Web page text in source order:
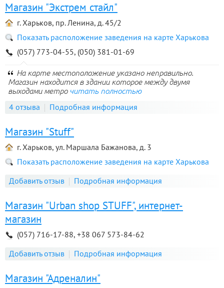
Магазин "Экстрем стайл"
г. Харьков, пр. Ленина, д. 45/2
Показать расположение заведения на карте Харькова
(057) 773-04-55, (050) 381-01-69
На карте местоположение указано неправильно.
Магазин находится в здании которое между двумя
выходами метро читать полностью
4 отзыва Подробная информация
Магазин "Stuff"
г. Харьков, ул. Маршала Бажанова, д. 3
Показать расположение заведения на карте Харькова
Добавить отзыв
Подробная информация
Магазин "Urban shop STUFF", интернет-
магазин
(057) 716-17-88, +38 067 573-84-62
Добавить отзыв
Подробная информация
Магазин "Адреналин"